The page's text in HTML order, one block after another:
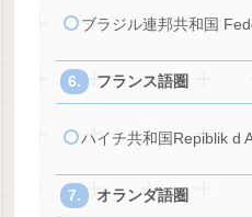
ブラジル連邦共和国
フランス語圏
ハイチ共和国Repiblik d
オランダ語圏